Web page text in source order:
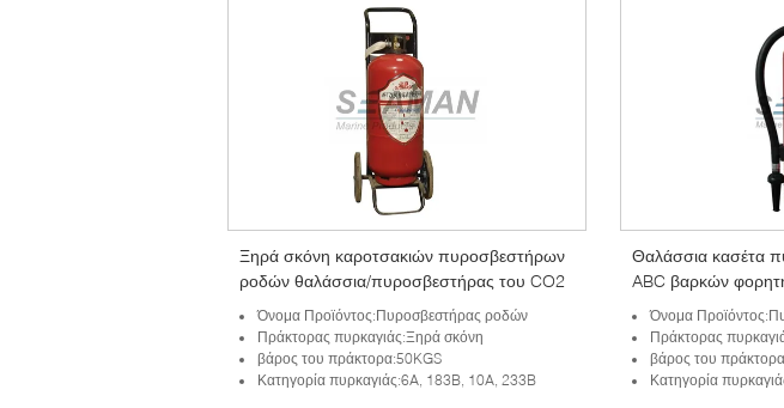
Ξηρά σκόνη καροτσακιών πυροσβεστήρων
ροδών θαλάσσια/πυροσβεστήρας του CO2
Όνομα Προϊόντος:Πυροσβεστήρας ροδών
Πράκτορας πυρκαγιάς:Ξηρά σκόνη
βάρος του πράκτορα:50KGS
Κατηγορία πυρκαγιάς:6A, 183B, 10A, 233B
Θαλάσσια κασέτα
ABC βαρκών
χρησιμοποιείται
Όνομα
Πράκτορας
βάρος του
Κατηγορία